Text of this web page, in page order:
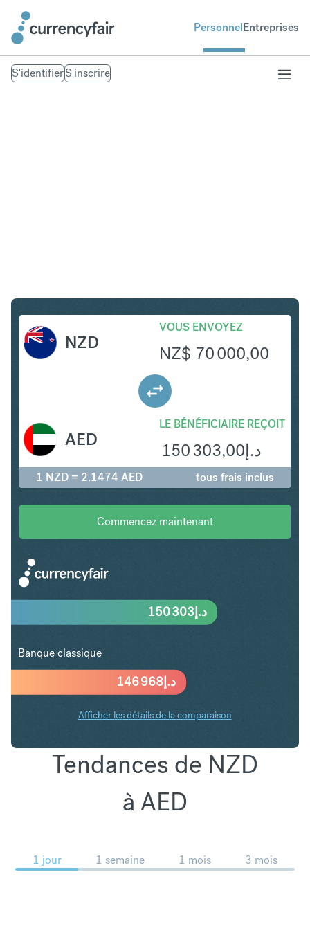
PersonnelEntreprises
S'identifierS'inscrire
NZD
VOUS ENVOYEZ
NZ$ 70 000,00
LE BÉNÉFICIAIRE REÇOIT
د.إ150 303,00
AED
1 NZD = 2.1474 AED tous frais inclus
Commencez maintenant
د.إ146 968
د.إ150 303
Banque classique
Afficher les détails de la comparaison
Tendances de NZD
à AED
1 jour 1 semaine 1 mois 3 mois